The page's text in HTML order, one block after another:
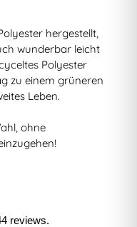
hergestellt,
wunderbar leicht
Polyester
zu einem grüneren
Leben.
ohne
reviews.